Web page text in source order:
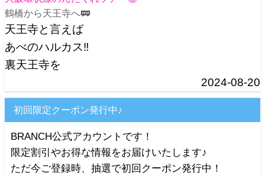
鶴橋から天王寺へ🚃
天王寺と言えば
あべのハルカス‼️
裏天王寺を
2024-08-20
初回限定クーポン発行中♪
BRANCH公式アカウントです！
限定割引やお得な情報をお届けいたします♪
ただ今ご登録時、抽選で初回クーポン発行中！